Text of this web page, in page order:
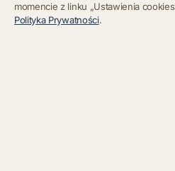
momencie z linku „Ustawienia
Polityka Prywatności.
Chcę się wypisać z
Błąd